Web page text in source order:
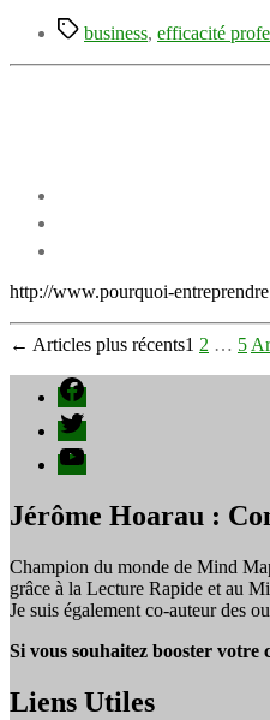
Étiquettes
business, efficacité
http://www.pourquoi-
Pagination
des
publications
← Articles plus récents1 2 … 5
Facebook
Twitter
YouTube
Jérôme Hoarau :
Champion du monde de Mind
grâce à la Lecture Rapide et au
Je suis également co-auteur des
Si vous souhaitez booster
Liens Utiles